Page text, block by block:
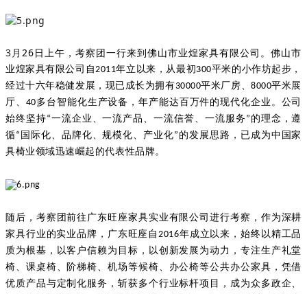
3月26日上午，考察团一行来到佛山市业煌家具有限公司。佛山市
业煌家具有限公司自2011年立以来，从最初300平米的小作坊起步，
经过十六年稳健发展，现已成长为拥有30000平米厂房、8000平米展
厅、40多台智能化生产设备，年产能达百万件的现代化企业。公司
始终坚持“一流企业、一流产品、一流信誉、一流服务”的理念，遵
循“国际化、品牌化、规模化、产业化”的发展思路，已成为中国家
具椅业领域迅速崛起的代表性品牌。
随后，考察团前往广东旺座家具实业有限公司进行考察，作为深耕
家具行业的实业品牌，广东旺座自2016年成立以来，始终以精工品
质为根基，以客户信赖为目标，以创新发展为动力，专注生产礼堂
椅、课桌椅、阶梯椅、机场等候椅、办公椅等公共办公家具，凭借
优质产品与定制化服务，斩获多个行业标杆项目，成为众多政企、